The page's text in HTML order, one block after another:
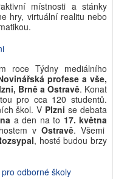
místnosti a stánky
hry, virtuální realitu nebo
roce Týdny mediálního
profese a vše,
Brně a Ostravě. Konat
pro cca 120 studentů.
škol. V Plzni se debata
a den na to 17. května
vOstravě. Všemi
, hosté budou brzy
odborné školy